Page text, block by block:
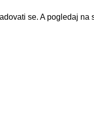
se. A pogledaj